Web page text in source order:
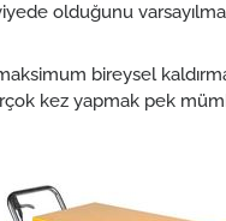
olduğunu
bireysel
kez yapmak pek